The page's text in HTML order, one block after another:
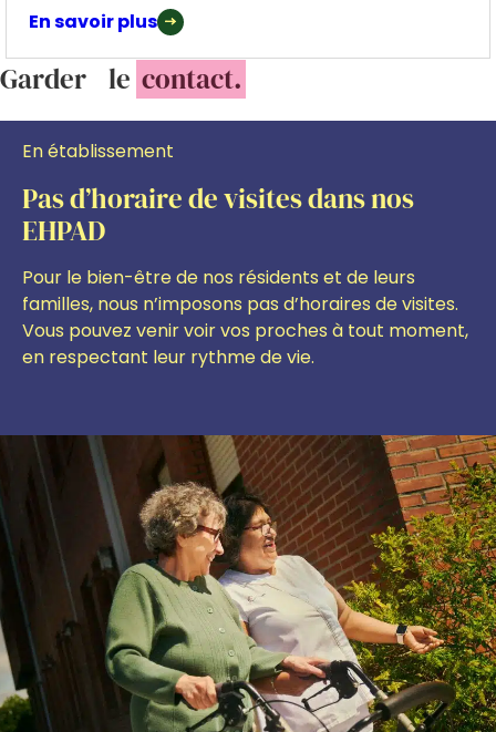
En savoir plus
Garder le contact.
En établissement
Pas d’horaire de visites dans nos
EHPAD
Pour le bien-être de nos résidents et de leurs
familles, nous n’imposons pas d’horaires de visites.
Vous pouvez venir voir vos proches à tout moment,
en respectant leur rythme de vie.